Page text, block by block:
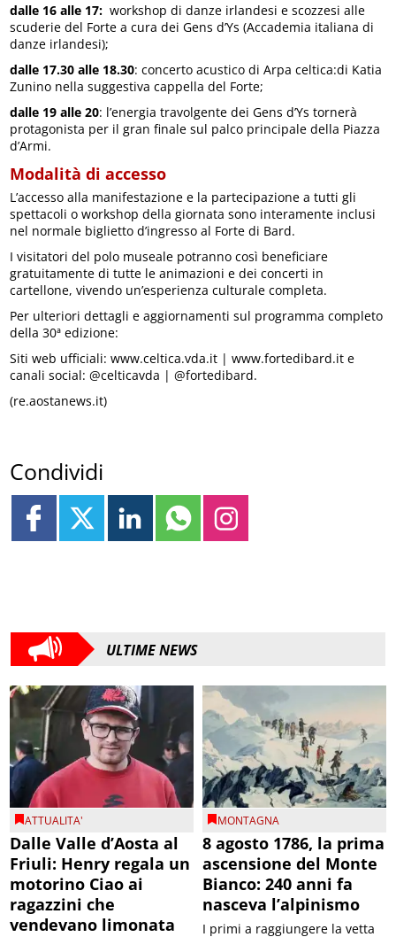
dalle 16 alle 17: workshop di danze irlandesi e scozzesi alle
scuderie del Forte a cura dei Gens d’Ys (Accademia italiana di
danze irlandesi);
dalle 17.30 alle 18.30: concerto acustico di Arpa celtica:di Katia
Zunino nella suggestiva cappella del Forte;
dalle 19 alle 20: l’energia travolgente dei Gens d’Ys tornerà
protagonista per il gran finale sul palco principale della Piazza
d’Armi.
Modalità di accesso
L’accesso alla manifestazione e la partecipazione a tutti gli
spettacoli o workshop della giornata sono interamente inclusi
nel normale biglietto d’ingresso al Forte di Bard.
I visitatori del polo museale potranno così beneficiare
gratuitamente di tutte le animazioni e dei concerti in
cartellone, vivendo un’esperienza culturale completa.
Per ulteriori dettagli e aggiornamenti sul programma completo
della 30ª edizione:
Siti web ufficiali: www.celtica.vda.it | www.fortedibard.it e
canali social: @celticavda | @fortedibard.
(re.aostanews.it)
Condividi
ULTIME NEWS
ATTUALITA'
Dalle Valle d’Aosta al
Friuli: Henry regala un
motorino Ciao ai
ragazzini che
vendevano limonata
MONTAGNA
8 agosto 1786, la prima
ascensione del Monte
Bianco: 240 anni fa
nasceva l’alpinismo
I primi a raggiungere la vetta